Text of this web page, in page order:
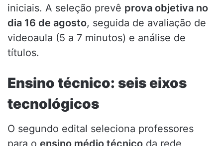
iniciais. A seleção prevê prova objetiva no
dia 16 de agosto, seguida de avaliação de
videoaula (5 a 7 minutos) e análise de
títulos.
Ensino técnico: seis eixos
tecnológicos
O segundo edital seleciona professores
para o ensino médio técnico da rede